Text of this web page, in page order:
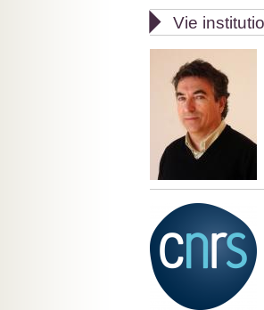
 Vie